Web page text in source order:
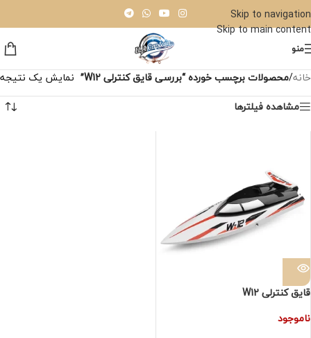
Skip to navigation
Skip to main content
منو
خانه/محصولات برچسب خورده “بررسی قایق کنترلی W12”
نمایش یک نتیجه
مشاهده فیلترها
قایق کنترلی W12
ناموجود